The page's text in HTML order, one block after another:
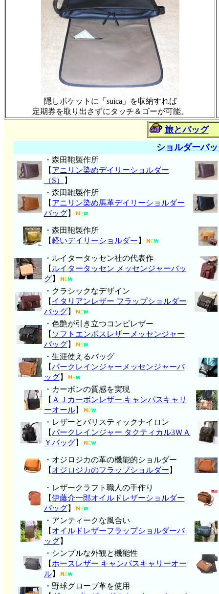
隠しポケットに「suica」を収納すれば
定期券を取り出さずにタッチ＆ゴーが可能。
旅とバッグ
ショルダーバ
・森田鞄製作所
【 アニリン染めデイリーショルダー
（S）
】
・森田鞄製作所
【 アニリン染め馬革デイリーショルダー
バッグ】
・森田鞄製作所
【軽いデイリーショルダー 】
・ルイタータッセン社の代表作
【 ルイタータッセン メッセンジャーバッ
グ】
・クラシックなデザイン
【 イタリアンレザー フラップショルダー
バッグ】
・色艶が引き立つコンビレザー
【 ソフトエンボスレザーメッセンジャー
バッグ】
・生涯使えるバッグ
【パークレインジャーメッセンジャーバ
ッグ】
・カーボンの質感を実現
【 ＡＪカーボンレザー キャンパスキャリ
ーオール】
・レザーとバリスティックナイロン
【パークレインジャー タクティカル3ＷＡ
Ｙバッグ】
・オジロジカの革の機能的ショルダー
【 オジロジカのフラップショルダー 】
・レザークラフト職人の手作り
【伊藤介一郎オイルドレザーショルダー
バッグ】
・アンティークな風合い
【 オイルドレザーフラップショルダーバ
ッグ】
・シンプルな外観と機能性
【 ホースレザー キャンパスキャリーオー
ル】
・野球グローブ革を使用